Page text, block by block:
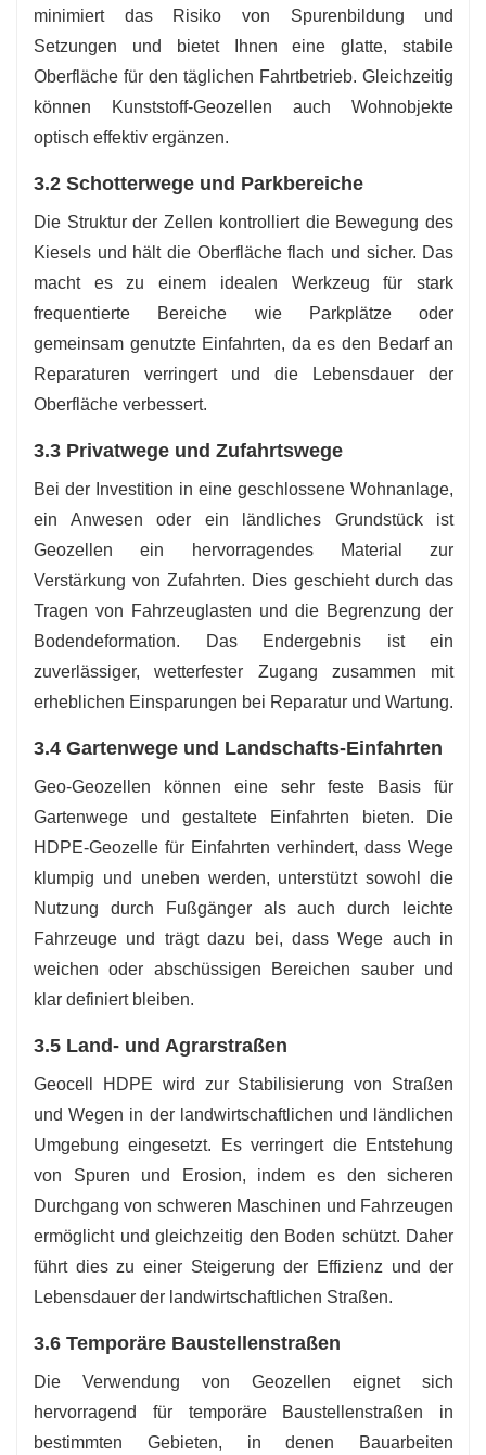
minimiert das Risiko von Spurenbildung und
Setzungen und bietet Ihnen eine glatte, stabile
Oberfläche für den täglichen Fahrtbetrieb. Gleichzeitig
können Kunststoff-Geozellen auch Wohnobjekte
optisch effektiv ergänzen.
3.2 Schotterwege und Parkbereiche
Die Struktur der Zellen kontrolliert die Bewegung des
Kiesels und hält die Oberfläche flach und sicher. Das
macht es zu einem idealen Werkzeug für stark
frequentierte Bereiche wie Parkplätze oder
gemeinsam genutzte Einfahrten, da es den Bedarf an
Reparaturen verringert und die Lebensdauer der
Oberfläche verbessert.
3.3 Privatwege und Zufahrtswege
Bei der Investition in eine geschlossene Wohnanlage,
ein Anwesen oder ein ländliches Grundstück ist
Geozellen ein hervorragendes Material zur
Verstärkung von Zufahrten. Dies geschieht durch das
Tragen von Fahrzeuglasten und die Begrenzung der
Bodendeformation. Das Endergebnis ist ein
zuverlässiger, wetterfester Zugang zusammen mit
erheblichen Einsparungen bei Reparatur und Wartung.
3.4 Gartenwege und Landschafts-Einfahrten
Geo-Geozellen können eine sehr feste Basis für
Gartenwege und gestaltete Einfahrten bieten. Die
HDPE-Geozelle für Einfahrten verhindert, dass Wege
klumpig und uneben werden, unterstützt sowohl die
Nutzung durch Fußgänger als auch durch leichte
Fahrzeuge und trägt dazu bei, dass Wege auch in
weichen oder abschüssigen Bereichen sauber und
klar definiert bleiben.
3.5 Land- und Agrarstraßen
Geocell HDPE wird zur Stabilisierung von Straßen
und Wegen in der landwirtschaftlichen und ländlichen
Umgebung eingesetzt. Es verringert die Entstehung
von Spuren und Erosion, indem es den sicheren
Durchgang von schweren Maschinen und Fahrzeugen
ermöglicht und gleichzeitig den Boden schützt. Daher
führt dies zu einer Steigerung der Effizienz und der
Lebensdauer der landwirtschaftlichen Straßen.
3.6 Temporäre Baustellenstraßen
Die Verwendung von Geozellen eignet sich
hervorragend für temporäre Baustellenstraßen in
bestimmten Gebieten, in denen Bauarbeiten